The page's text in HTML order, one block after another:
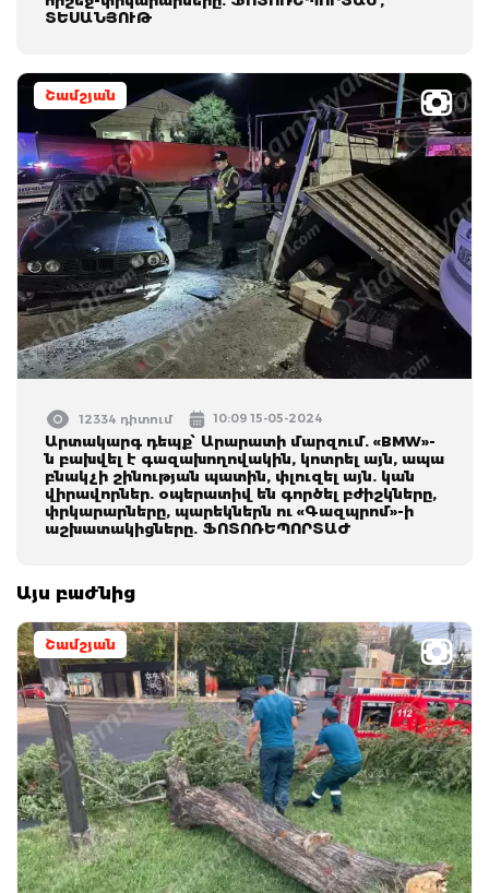
ՏԵՍԱՆՅՈՒԹ
Շամշյան
12334 դիտում 10:09 15-05-2024
Արտակարգ դեպք՝ Արարատի մարզում. «BMW»-
ն բախվել է գազախողովակին, կոտրել այն, ապա
բնակչի շինության պատին, փլուզել այն. կան
վիրավորներ. օպերատիվ են գործել բժիշկները,
փրկարարները, պարեկներն ու «Գազպրոմ»-ի
աշխատակիցները. ՖՈՏՈՌԵՊՈՐՏԱԺ
Այս բաժնից
Շամշյան